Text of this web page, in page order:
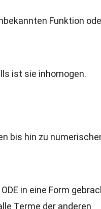
Funktion
ist sie inhomogen.
bis hin zu
in eine Form
Terme der anderen